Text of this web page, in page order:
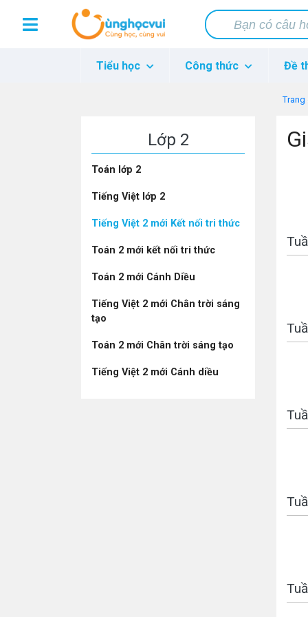
Tiểu học Công thức Đề
Trang
Lớp 2
Toán lớp 2
Tiếng Việt lớp 2
Tiếng Việt 2 mới Kết nối tri thức
Toán 2 mới kết nối tri thức
Toán 2 mới Cánh Diều
Tiếng Việt 2 mới Chân trời sáng
tạo
Toán 2 mới Chân trời sáng tạo
Tiếng Việt 2 mới Cánh diều